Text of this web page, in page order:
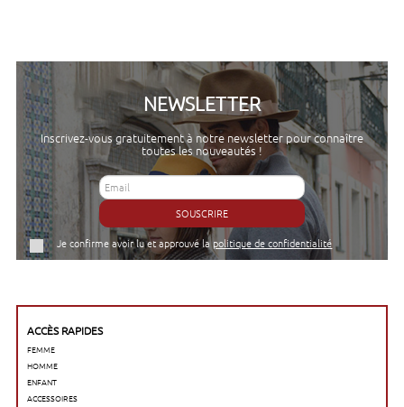
NEWSLETTER
Inscrivez-vous gratuitement à notre newsletter pour connaître
toutes les nouveautés !
SOUSCRIRE
Je confirme avoir lu et approuvé lapolitique de confidentialité
ACCÈS RAPIDES
FEMME
HOMME
ENFANT
ACCESSOIRES